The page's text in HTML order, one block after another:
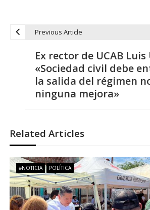
g
a
c
Previous Article
Ex rector de UCAB Luis
«Sociedad civil debe
la salida del régimen
ninguna mejora»
Related Articles
#NOTICIA POLÍTICA